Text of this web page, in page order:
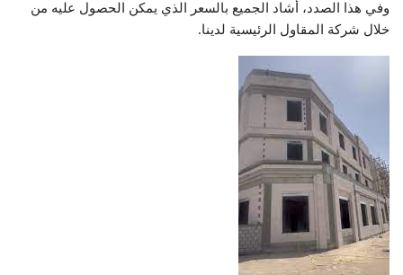
وفي هذا الصدد، أشاد الجميع بالسعر الذي يمكن الحصول عليه من
خلال شركة المقاول الرئيسية لدينا.